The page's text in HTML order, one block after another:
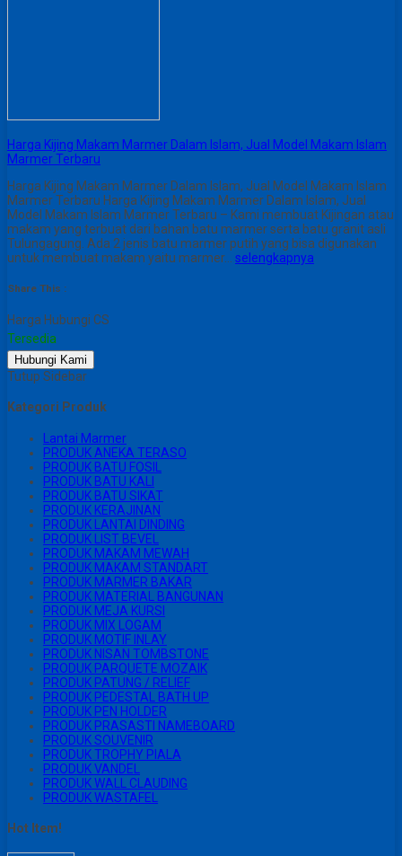
Harga Kijing Makam Marmer Dalam Islam, Jual Model Makam Islam
Marmer Terbaru
Harga Kijing Makam Marmer Dalam Islam, Jual Model Makam Islam
Marmer Terbaru Harga Kijing Makam Marmer Dalam Islam, Jual
Model Makam Islam Marmer Terbaru – Kami membuat Kijingan atau
makam yang terbuat dari bahan batu marmer serta batu granit asli
Tulungagung. Ada 2 jenis batu marmer putih yang bisa digunakan
untuk membuat makam yaitu marmer… selengkapnya
Share This :
Harga Hubungi CS
Tersedia
Hubungi Kami
Tutup Sidebar
Kategori Produk
Lantai Marmer
PRODUK ANEKA TERASO
PRODUK BATU FOSIL
PRODUK BATU KALI
PRODUK BATU SIKAT
PRODUK KERAJINAN
PRODUK LANTAI DINDING
PRODUK LIST BEVEL
PRODUK MAKAM MEWAH
PRODUK MAKAM STANDART
PRODUK MARMER BAKAR
PRODUK MATERIAL BANGUNAN
PRODUK MEJA KURSI
PRODUK MIX LOGAM
PRODUK MOTIF INLAY
PRODUK NISAN TOMBSTONE
PRODUK PARQUETE MOZAIK
PRODUK PATUNG / RELIEF
PRODUK PEDESTAL BATH UP
PRODUK PEN HOLDER
PRODUK PRASASTI NAMEBOARD
PRODUK SOUVENIR
PRODUK TROPHY PIALA
PRODUK VANDEL
PRODUK WALL CLAUDING
PRODUK WASTAFEL
Hot Item!